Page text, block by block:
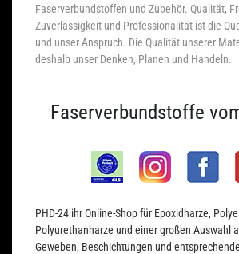
Faserverbundstoffen und Zubehör. Qualität,
Zuverlässigkeit und Professionalität ist die
und unser Anspruch. Die Qualität unserer
deshalb unser Denken, Planen und Handeln.
Faserverbundstoffe
PHD-24 ihr Online-Shop für Epoxidharze,
Polyurethanharze und einer großen Auswahl
Geweben, Beschichtungen und